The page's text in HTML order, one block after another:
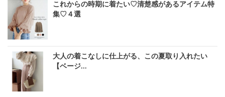
これからの時期に着たい♡清楚感があるアイテム特
集♡４選
大人の着こなしに仕上がる、この夏取り入れたい
【ベージ...